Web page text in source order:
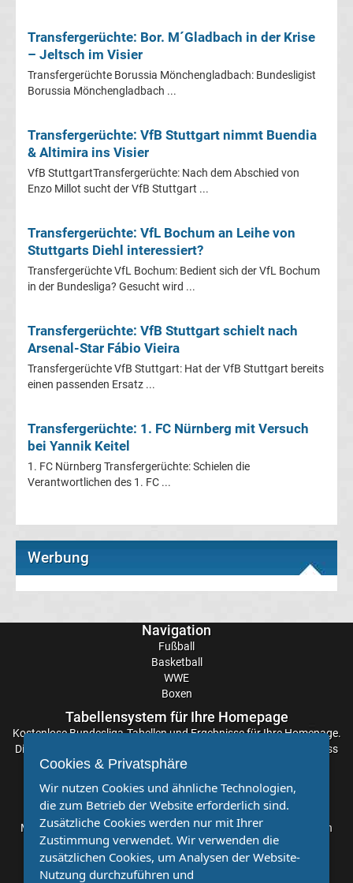
Dortmund
Borussia
Mönchengladbach
Chemnitzer
FC
Transfergerüchte
Dynamo
Transfergerüchte
Eintracht
Braunschweig
Transfergerüchte
Cottbus
Transfergerüchte
FC
Augsburg
Transfergerüchte: Bor. M´Gladbach in der Krise
– Jeltsch im Visier
Transfergerüchte Borussia Mönchengladbach: Bundesligist
Borussia Mönchengladbach ...
Transfergerüchte: VfB Stuttgart nimmt Buendia
& Altimira ins Visier
VfB StuttgartTransfergerüchte: Nach dem Abschied von
Enzo Millot sucht der VfB Stuttgart ...
Transfergerüchte: VfL Bochum an Leihe von
Stuttgarts Diehl interessiert?
Transfergerüchte VfL Bochum: Bedient sich der VfL Bochum
in der Bundesliga? Gesucht wird ...
Transfergerüchte: VfB Stuttgart schielt nach
Arsenal-Star Fábio Vieira
Transfergerüchte VfB Stuttgart: Hat der VfB Stuttgart bereits
einen passenden Ersatz ...
Transfergerüchte: 1. FC Nürnberg mit Versuch
bei Yannik Keitel
1. FC Nürnberg Transfergerüchte: Schielen die
Verantwortlichen des 1. FC ...
Werbung
Navigation
Fußball
Basketball
WWE
Boxen
Tabellensystem für Ihre Homepage
KostenloseBundesliga-Tabellenund Ergebnisse für Ihre Homepage.
Die Aktualisierung der Ergebnisse erfolgt alle paar Minuten, sodass
Sie stets auf dem Laufenden sind. Einfache und schnelle
Partnervereine
Möchten Sie, dass auch Ihr Verein mehr Beachtung findet? Dann
sind Sie bei uns genau richtig. Wir suchen Ihren Verein für eine
kostenlose Kooperation. Veröffentlichen Sie Ihre Spielberichte,
Sportnachrichten und Aufrufe bei uns!
Cookies & Privatsphäre
Wir nutzen Cookies und ähnliche Technologien,
die zum Betrieb der Website erforderlich sind.
Zusätzliche Cookies werden nur mit Ihrer
Zustimmung verwendet. Wir verwenden die
zusätzlichen Cookies, um Analysen der Website-
Nutzung durchzuführen und